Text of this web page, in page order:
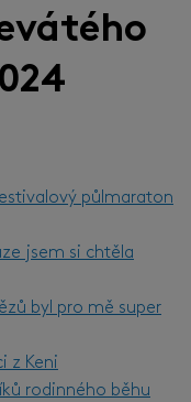
půlmaraton
jsem si chtěla
byl pro mě super
z Keni
rodinného běhu